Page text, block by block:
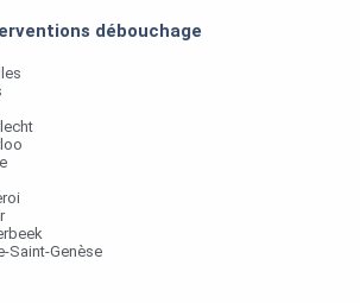
débouchage
Saint-Genèse